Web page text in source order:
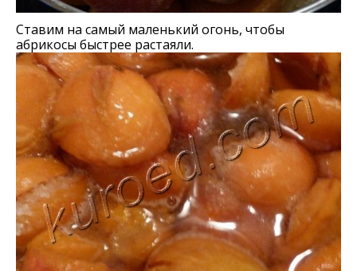
Ставим на самый маленький огонь, чтобы
абрикосы быстрее растаяли.